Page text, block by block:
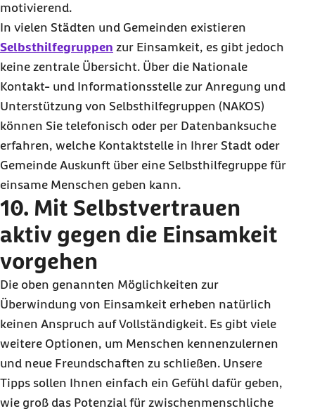
motivierend.
In vielen Städten und Gemeinden existieren
Selbsthilfegruppen zur Einsamkeit, es gibt jedoch
keine zentrale Übersicht. Über die Nationale
Kontakt- und Informationsstelle zur Anregung und
Unterstützung von Selbsthilfegruppen (NAKOS)
können Sie telefonisch oder per Datenbanksuche
erfahren, welche Kontaktstelle in Ihrer Stadt oder
Gemeinde Auskunft über eine Selbsthilfegruppe für
einsame Menschen geben kann.
10. Mit Selbstvertrauen
aktiv gegen die Einsamkeit
vorgehen
Die oben genannten Möglichkeiten zur
Überwindung von Einsamkeit erheben natürlich
keinen Anspruch auf Vollständigkeit. Es gibt viele
weitere Optionen, um Menschen kennenzulernen
und neue Freundschaften zu schließen. Unsere
Tipps sollen Ihnen einfach ein Gefühl dafür geben,
wie groß das Potenzial für zwischenmenschliche